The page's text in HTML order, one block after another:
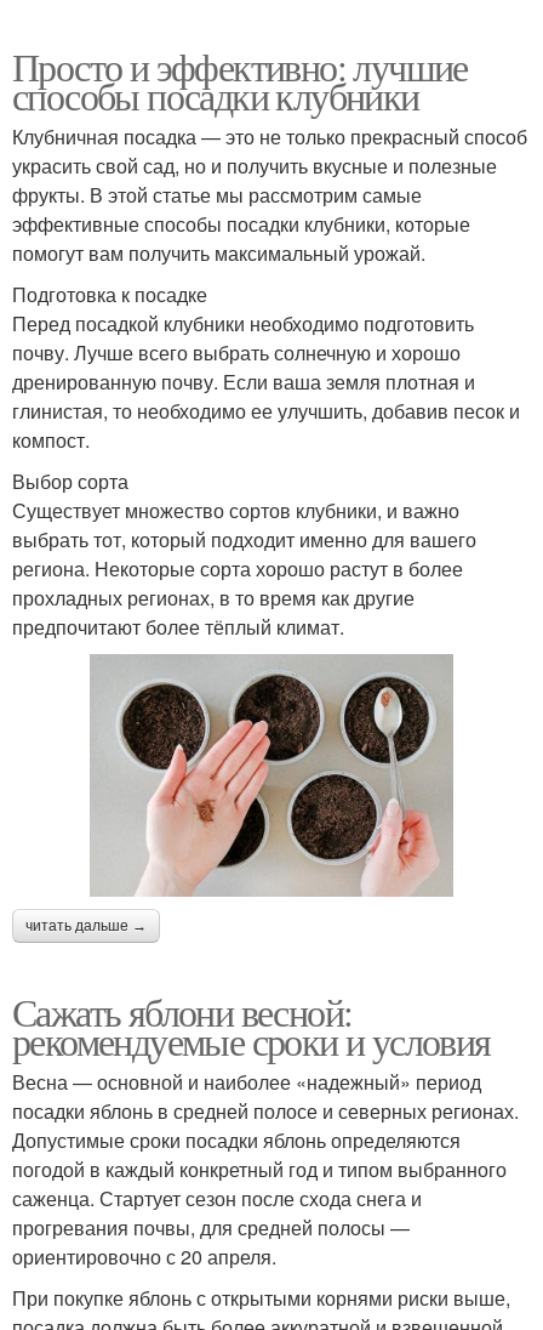
Просто и эффективно: лучшие
способы посадки клубники
Клубничная посадка — это не только прекрасный способ
украсить свой сад, но и получить вкусные и полезные
фрукты. В этой статье мы рассмотрим самые
эффективные способы посадки клубники, которые
помогут вам получить максимальный урожай.
Подготовка к посадке
Перед посадкой клубники необходимо подготовить
почву. Лучше всего выбрать солнечную и хорошо
дренированную почву. Если ваша земля плотная и
глинистая, то необходимо ее улучшить, добавив песок и
компост.
Выбор сорта
Существует множество сортов клубники, и важно
выбрать тот, который подходит именно для вашего
региона. Некоторые сорта хорошо растут в более
прохладных регионах, в то время как другие
предпочитают более тёплый климат.
читать дальше →
Сажать яблони весной:
рекомендуемые сроки и условия
Весна — основной и наиболее «надежный» период
посадки яблонь в средней полосе и северных регионах.
Допустимые сроки посадки яблонь определяются
погодой в каждый конкретный год и типом выбранного
саженца. Стартует сезон после схода снега и
прогревания почвы, для средней полосы —
ориентировочно с 20 апреля.
При покупке яблонь с открытыми корнями риски выше,